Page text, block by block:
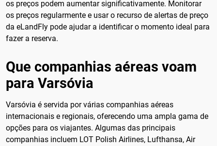
os preços podem aumentar significativamente. Monitorar
os preços regularmente e usar o recurso de alertas de preço
da eLandFly pode ajudar a identificar o momento ideal para
fazer a reserva.
Que companhias aéreas voam
para Varsóvia
Varsóvia é servida por várias companhias aéreas
internacionais e regionais, oferecendo uma ampla gama de
opções para os viajantes. Algumas das principais
companhias incluem LOT Polish Airlines, Lufthansa, Air